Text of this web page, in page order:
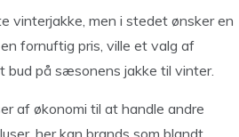
vinterjakke, men i stedet ønsker en
fornuftig pris, ville et valg af
på sæsonens jakke til vinter.
af økonomi til at handle andre
her kan brands som blandt